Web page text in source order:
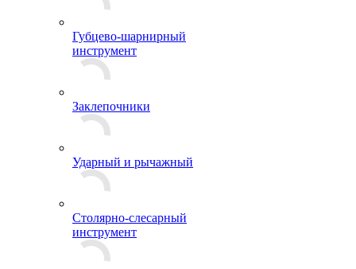
Губцево-шарнирный
инструмент
Заклепочники
Ударный и рычажный
Столярно-слесарный
инструмент